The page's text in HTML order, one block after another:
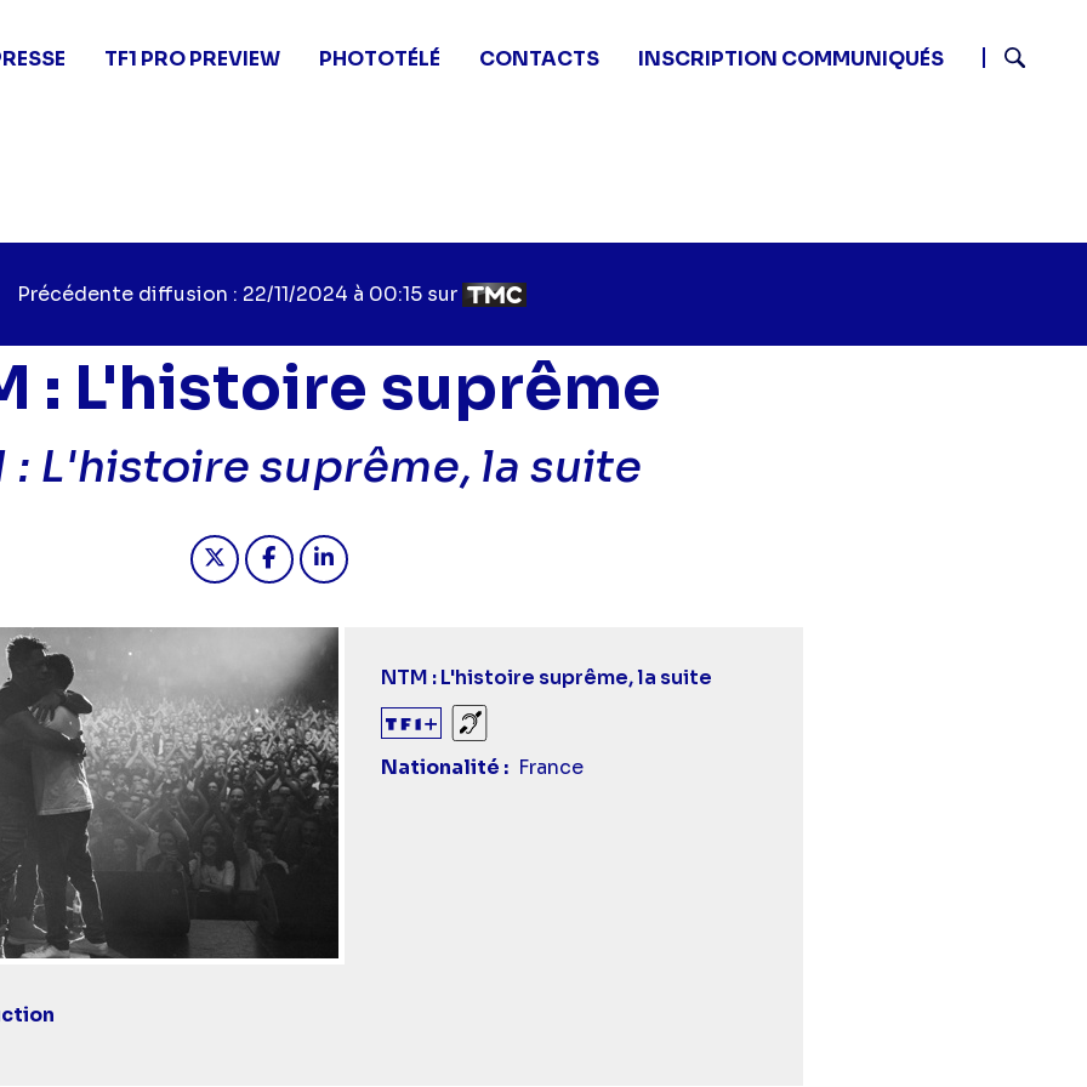
TF1 PRO PREVIEW PHOTOTÉLÉ CONTACTS
INSCRIPTION COMMUNIQUÉS
Précédente diffusion : 22/11/2024 à 00:15 sur
: L'histoire suprême
: L'histoire suprême, la suite
Partager "NTM : L'histoire suprême - NTM : L'histoire suprême, la suite" sur twitter
Partager "NTM : L'histoire suprême - NTM : L'histoire suprême, la suite" sur
Titre
épisode
NTM : L'histoire suprême, la suite
Sourds et malentendants
Nationalité
France